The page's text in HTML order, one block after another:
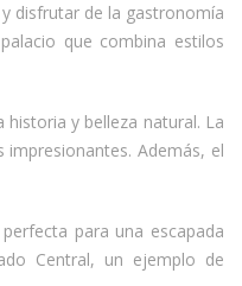
disfrutar de la gastronomía
que combina estilos
y belleza natural. La
Además, el
para una escapada
Central, un ejemplo de